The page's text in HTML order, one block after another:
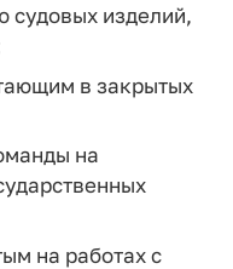
судовых изделий,
в закрытых
на
на работах с